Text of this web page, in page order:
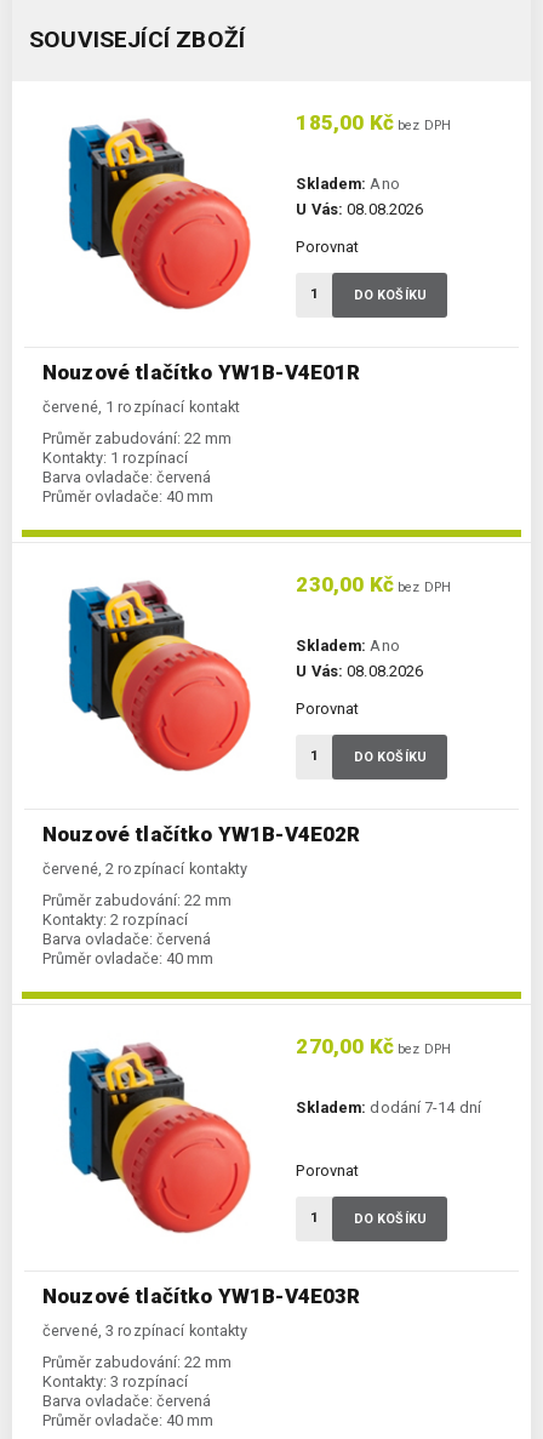
SOUVISEJÍCÍ ZBOŽÍ
Nouzové tlačítko YW1B-V4E01R
červené, 1 rozpínací kontakt
Průměr zabudování: 22 mm
Kontakty: 1 rozpínací
Barva ovladače: červená
Průměr ovladače: 40 mm
185,00 Kč bez DPH
Skladem: Ano
U Vás: 08.08.2026
Porovnat
DO KOŠÍKU
Nouzové tlačítko YW1B-V4E02R
červené, 2 rozpínací kontakty
Průměr zabudování: 22 mm
Kontakty: 2 rozpínací
Barva ovladače: červená
Průměr ovladače: 40 mm
230,00 Kč bez DPH
Skladem: Ano
U Vás: 08.08.2026
Porovnat
DO KOŠÍKU
Nouzové tlačítko YW1B-V4E03R
červené, 3 rozpínací kontakty
Průměr zabudování: 22 mm
Kontakty: 3 rozpínací
Barva ovladače: červená
Průměr ovladače: 40 mm
270,00 Kč bez DPH
Skladem: dodání 7-14 dní
Porovnat
DO KOŠÍKU